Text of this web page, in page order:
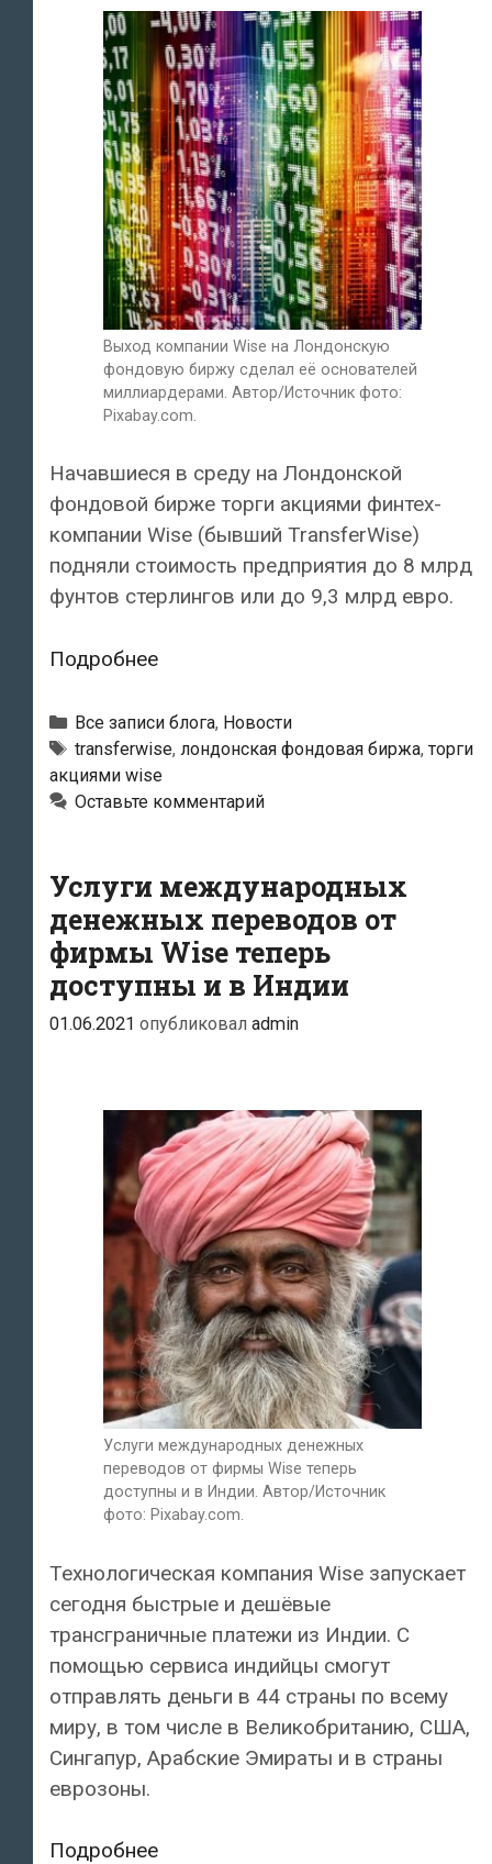
Выход компании Wise на Лондонскую
фондовую биржу сделал её основателей
миллиардерами. Автор/Источник фото:
Pixabay.com.
Начавшиеся в среду на Лондонской
фондовой бирже торги акциями финтех-
компании Wise (бывший TransferWise)
подняли стоимость предприятия до 8 млрд
фунтов стерлингов или до 9,3 млрд евро.
ПодробнееВыход
Wise
на
Лондонскую
фондовую
её
основателей
миллиардерами
Рубрики
Все записи блога, Новости
Тэги
transferwise, лондонская фондовая биржа,торги
акциями wise
Оставьте комментарий
Услуги международных
денежных переводов от
фирмы Wise теперь
доступны и в Индии
01.06.2021 опубликовал admin
Услуги международных денежных
переводов от фирмы Wise теперь
доступны и в Индии. Автор/Источник
фото: Pixabay.com.
Технологическая компания Wise запускает
сегодня быстрые и дешёвые
трансграничные платежи из Индии. С
помощью сервиса индийцы смогут
отправлять деньги в 44 страны по всему
миру, в том числе в Великобританию, США,
Сингапур, Арабские Эмираты и в страны
еврозоны.
ПодробнееУслуги